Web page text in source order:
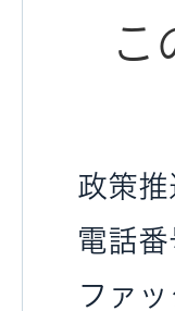
こ
政策
電話番
ファッ